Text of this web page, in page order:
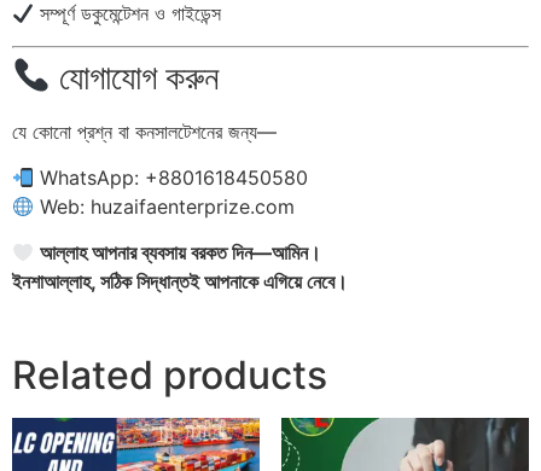
সম্পূর্ণ ডকুমেন্টেশন ও গাইডেন্স
যোগাযোগ করুন
যে কোনো প্রশ্ন বা কনসালটেশনের জন্য—
WhatsApp: +8801618450580
Web: huzaifaenterprize.com
আল্লাহ আপনার ব্যবসায় বরকত দিন—আমিন।
ইনশাআল্লাহ, সঠিক সিদ্ধান্তই আপনাকে এগিয়ে নেবে।
Related products